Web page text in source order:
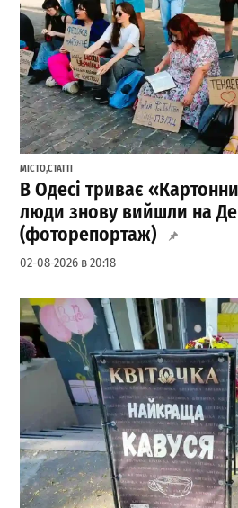
МІСТО,СТАТТІ
В Одесі триває
люди знову вийшли на
(фоторепортаж)
02-08-2026 в 20:18